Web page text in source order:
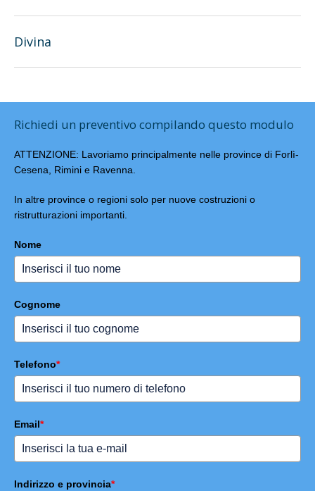
Divina
Richiedi un preventivo compilando questo modulo
ATTENZIONE: Lavoriamo principalmente nelle province di Forlì-
Cesena, Rimini e Ravenna.
In altre province o regioni solo per nuove costruzioni o
ristrutturazioni importanti.
Nome
Cognome
Telefono*
Email*
Indirizzo e provincia*